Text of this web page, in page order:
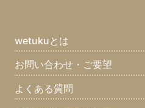
口癖は？(8) 座右の銘は？(12)
好きな食べ物は？(12) 嫌いな食べ
好きなスポーツは？(11)
wetukuとは
お問い合わせ・ご要望
よくある質問